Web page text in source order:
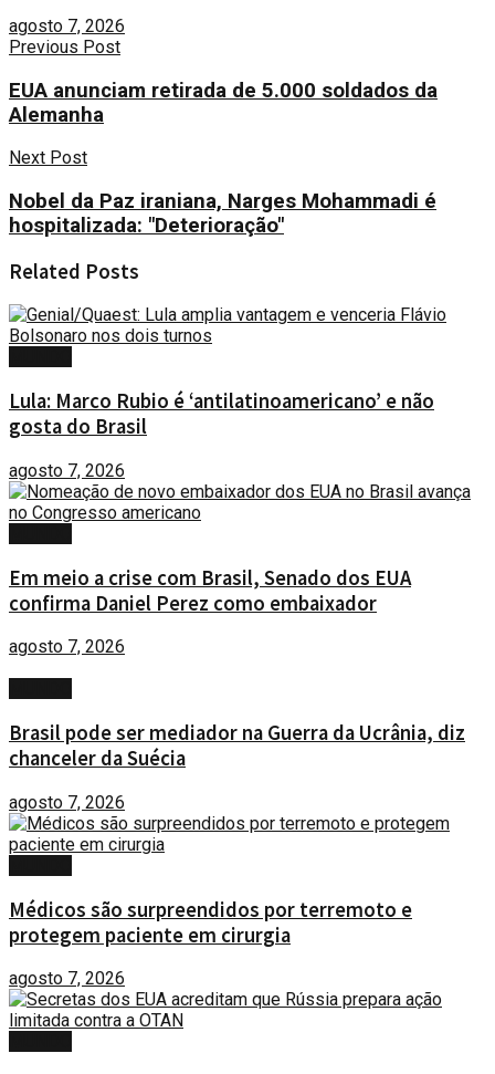
agosto 7, 2026
Previous Post
EUA anunciam retirada de 5.000 soldados da
Alemanha
Next Post
Nobel da Paz iraniana, Narges Mohammadi é
hospitalizada: "Deterioração"
Related Posts
Lula: Marco Rubio é ‘antilatinoamericano’ e não
gosta do Brasil
agosto 7, 2026
Em meio a crise com Brasil, Senado dos EUA
confirma Daniel Perez como embaixador
agosto 7, 2026
Brasil pode ser mediador na Guerra da Ucrânia, diz
chanceler da Suécia
agosto 7, 2026
Médicos são surpreendidos por terremoto e
protegem paciente em cirurgia
agosto 7, 2026